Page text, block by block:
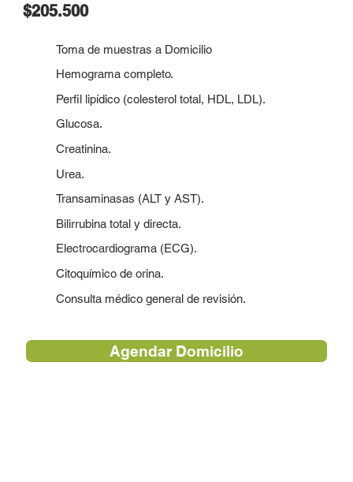
$205.500
Toma de muestras a Domicilio
Hemograma completo.
Perfil lipídico (colesterol total, HDL, LDL).
Glucosa.
Creatinina.
Urea.
Transaminasas (ALT y AST).
Bilirrubina total y directa.
Electrocardiograma (ECG).
Citoquímico de orina.
Consulta médico general de revisión.
Agendar Domicilio